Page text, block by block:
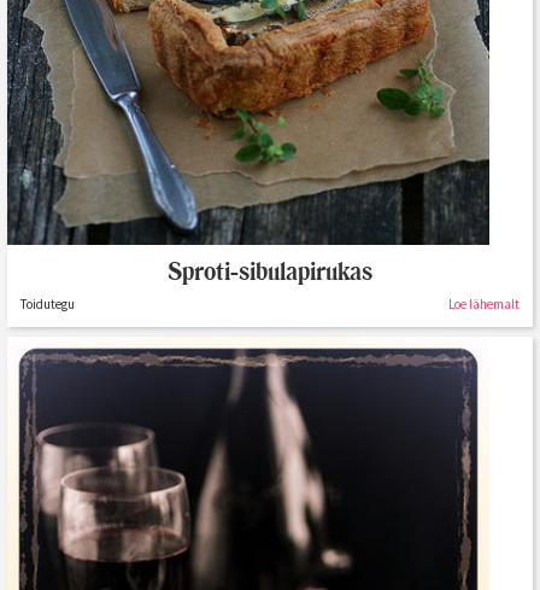
Sproti-sibulapirukas
Toidutegu Loe lähemalt